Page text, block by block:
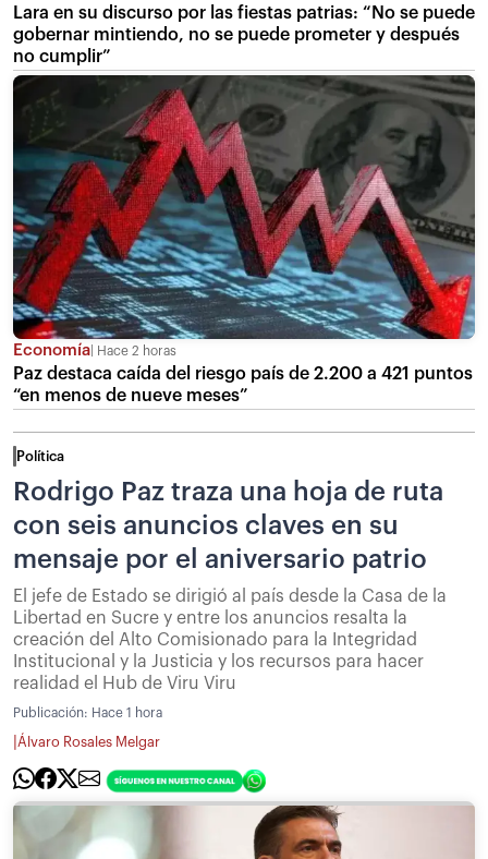
Lara en su discurso por las fiestas patrias: “No se puede
gobernar mintiendo, no se puede prometer y después
no cumplir”
Economía Hace 2 horas
Paz destaca caída del riesgo país de 2.200 a 421 puntos
“en menos de nueve meses”
Política
Rodrigo Paz traza una hoja de ruta
con seis anuncios claves en su
mensaje por el aniversario patrio
El jefe de Estado se dirigió al país desde la Casa de la
Libertad en Sucre y entre los anuncios resalta la
creación del Alto Comisionado para la Integridad
Institucional y la Justicia y los recursos para hacer
realidad el Hub de Viru Viru
Publicación: Hace 1 hora
Álvaro Rosales Melgar